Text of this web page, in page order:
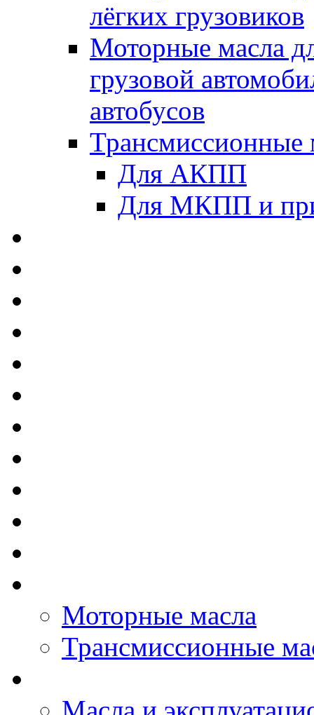
лёгких грузовиков
Моторные масла
грузовой
автобусов
Трансмиссионные
Для АКПП
Для МКПП и
Моторные масла
Трансмиссионные